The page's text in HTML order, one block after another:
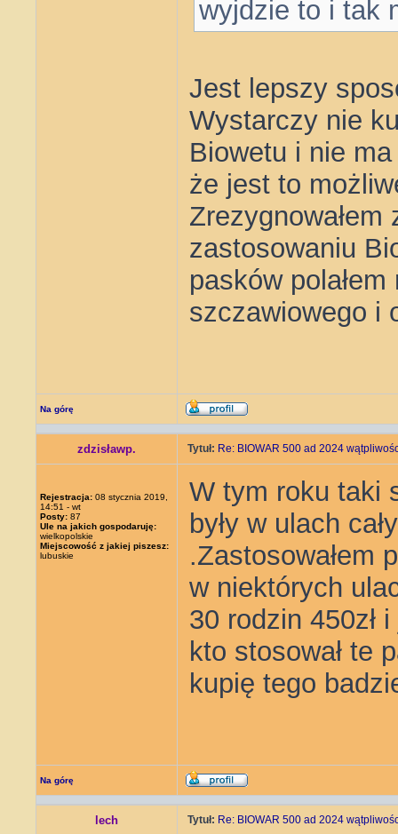
wyjdzie to i tak
Jest lepszy
Wystarczy nie
Biowetu i nie
że jest to
zastosowaniu
pasków
szczawiowego i
Na górę
zdzisławp. Tytuł: Re: BIOWAR 500 ad 2024
Rejestracja: 08 stycznia 2019,
14:51 - wt
Posty: 87
Ule na jakich gospodaruję:
wielkopolskie
Miejscowość z jakiej piszesz:
lubuskie
W tym roku taki
były w ulach
.Zastosowałem
w niektórych
30 rodzin 450zł
kto stosował te
kupię tego
Na górę
lech Tytuł: Re: BIOWAR 500 ad 2024